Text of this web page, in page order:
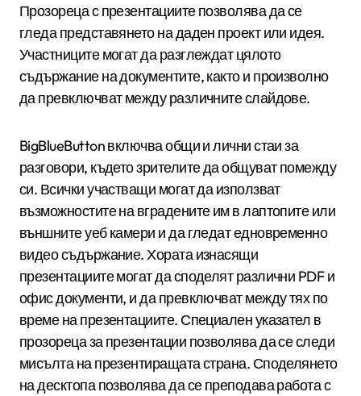
Прозореца с презентациите позволява да се
гледа представянето на даден проект или идея.
Участниците могат да разглеждат цялото
съдържание на документите, както и произволно
да превключват между различните слайдове.
BigBlueButton включва общи и лични стаи за
разговори, където зрителите да общуват помежду
си. Всички участващи могат да използват
възможностите на вградените им в лаптопите или
външните уеб камери и да гледат едновременно
видео съдържание. Хората изнасящи
презентациите могат да споделят различни PDF и
офис документи, и да превключват между тях по
време на презентациите. Специален указател в
прозореца за презентации позволява да се следи
мисълта на презентиращата страна. Споделянето
на десктопа позволява да се преподава работа с